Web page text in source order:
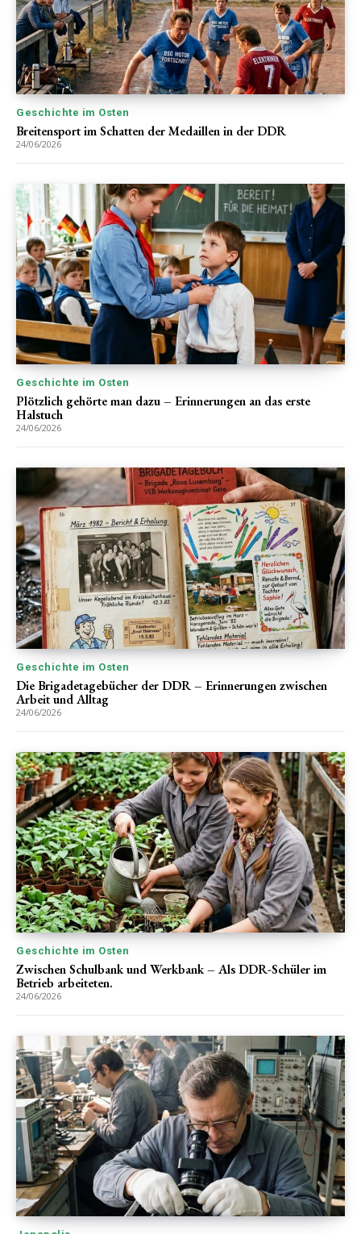
Geschichte im Osten
Breitensport im Schatten der Medaillen in der DDR
24/06/2026
Geschichte im Osten
Plötzlich gehörte man dazu – Erinnerungen an das erste
Halstuch
24/06/2026
Geschichte im Osten
Die Brigadetagebücher der DDR – Erinnerungen zwischen
Arbeit und Alltag
24/06/2026
Geschichte im Osten
Zwischen Schulbank und Werkbank – Als DDR-Schüler im
Betrieb arbeiteten.
24/06/2026